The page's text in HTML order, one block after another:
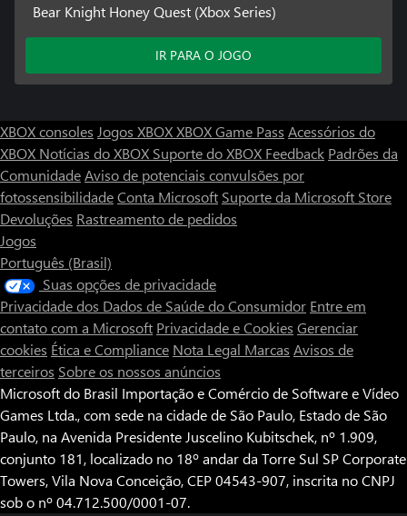
Bear Knight Honey Quest (Xbox Series)
IR PARA O JOGO
XBOX consoles Jogos XBOXXBOX Game Pass Acessórios do
XBOX Notícias do XBOX Suporte do XBOX Feedback Padrões da
ComunidadeAviso de potenciais convulsões por
fotossensibilidadeConta Microsoft Suporte da Microsoft Store
Devoluções Rastreamento de pedidos
Jogos
Português (Brasil)
Suas opções de privacidade
Privacidade dos Dados de Saúde do Consumidor Entre em
contato com a Microsoft Privacidade e Cookies Gerenciar
cookies Ética e Compliance Nota Legal Marcas Avisos de
terceiros Sobre os nossos anúncios
Microsoft do Brasil Importação e Comércio de Software e Vídeo
Games Ltda., com sede na cidade de São Paulo, Estado de São
Paulo, na Avenida Presidente Juscelino Kubitschek, nº 1.909,
conjunto 181, localizado no 18º andar da Torre Sul SP Corporate
Towers, Vila Nova Conceição, CEP 04543-907, inscrita no CNPJ
sob o nº 04.712.500/0001-07.